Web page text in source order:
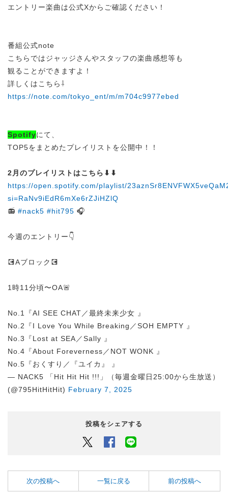
エントリー楽曲は公式Xからご確認ください！
番組公式note
こちらではジャッジさんやスタッフの楽曲感想等も
観ることができますよ！
詳しくはこちら⇩
https://note.com/tokyo_ent/m/m704c9977ebed
Spotifyにて、
TOP5をまとめたプレイリストを公開中！！
2月のプレイリストはこちら⬇︎⬇︎
https://open.spotify.com/playlist/
si=RaNv9iEdR6mXe6rZJiHZlQ
📻 #nack5 #hit795 🎧
今週のエントリー👇
💽Aブロック💽
1時11分頃〜OA🚨
No.1『AI SEE CHAT／最終未来少女 』
No.2『I Love You While Breaking／SOH EMPTY 』
No.3『Lost at SEA／Sally 』
No.4『About Foreverness／NOT WONK 』
No.5『おくすり／『ユイカ』 』
— NACK5 「Hit Hit Hit !!!」（毎週金曜日25:00から生放送）
(@795HitHitHit) February 7, 2025
投稿をシェアする
Twitter Facebook
次の投稿へ 一覧に戻る 前の投稿へ